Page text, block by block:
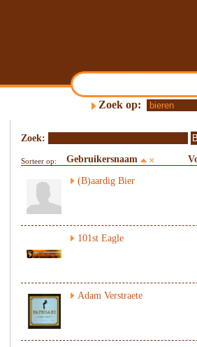
Zoek op:
Zoek:
Sorteer op: Gebruikersnaam
(B)aardig Bier
101st Eagle
Adam Verstraete